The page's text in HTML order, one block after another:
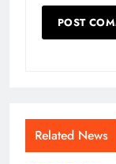
Related News